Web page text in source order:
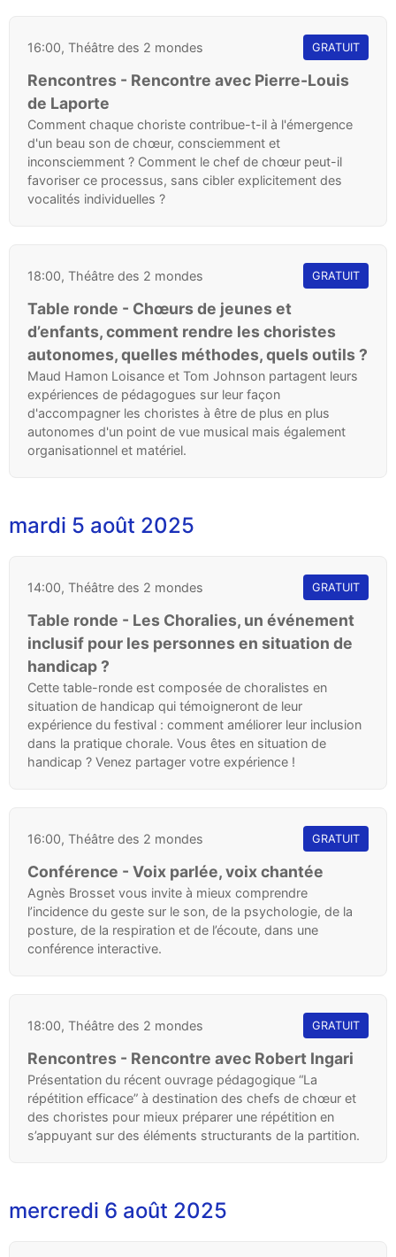
16:00, Théâtre des 2 mondes GRATUIT
Rencontres - Rencontre avec Pierre-Louis
de Laporte
Comment chaque choriste contribue-t-il à l'émergence
d'un beau son de chœur, consciemment et
inconsciemment ? Comment le chef de chœur peut-il
favoriser ce processus, sans cibler explicitement des
vocalités individuelles ?
18:00, Théâtre des 2 mondes GRATUIT
Table ronde - Chœurs de jeunes et
d’enfants, comment rendre les choristes
autonomes, quelles méthodes, quels outils ?
Maud Hamon Loisance et Tom Johnson partagent leurs
expériences de pédagogues sur leur façon
d'accompagner les choristes à être de plus en plus
autonomes d'un point de vue musical mais également
organisationnel et matériel.
mardi 5 août 2025
14:00, Théâtre des 2 mondes GRATUIT
Table ronde - Les Choralies, un événement
inclusif pour les personnes en situation de
handicap ?
Cette table-ronde est composée de choralistes en
situation de handicap qui témoigneront de leur
expérience du festival : comment améliorer leur inclusion
dans la pratique chorale. Vous êtes en situation de
handicap ? Venez partager votre expérience !
16:00, Théâtre des 2 mondes GRATUIT
Conférence - Voix parlée, voix chantée
Agnès Brosset vous invite à mieux comprendre
l’incidence du geste sur le son, de la psychologie, de la
posture, de la respiration et de l’écoute, dans une
conférence interactive.
18:00, Théâtre des 2 mondes GRATUIT
Rencontres - Rencontre avec Robert Ingari
Présentation du récent ouvrage pédagogique “La
répétition efficace” à destination des chefs de chœur et
des choristes pour mieux préparer une répétition en
s’appuyant sur des éléments structurants de la partition.
mercredi 6 août 2025